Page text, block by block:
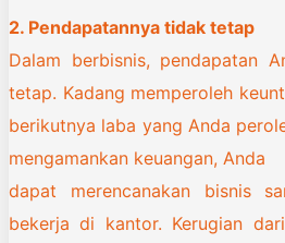
2. Pendapatannya tidak tetap
Dalam berbisnis, pendapatan
tetap. Kadang memperoleh
berikutnya laba yang Anda
mengamankan keuangan, Anda
dapat merencanakan bisnis
bekerja di kantor. Kerugian